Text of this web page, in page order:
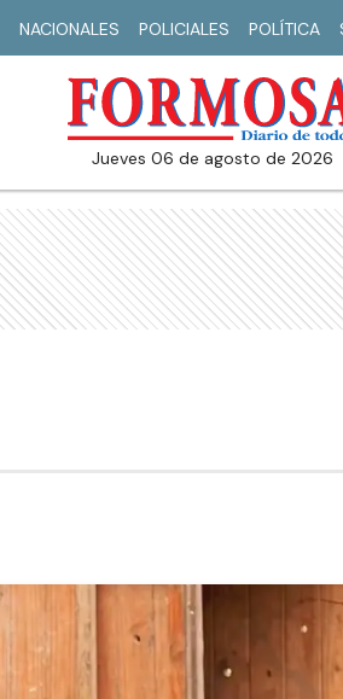
NACIONALES POLICIALES POLÍTICA
jueves 06 de agosto de 2026